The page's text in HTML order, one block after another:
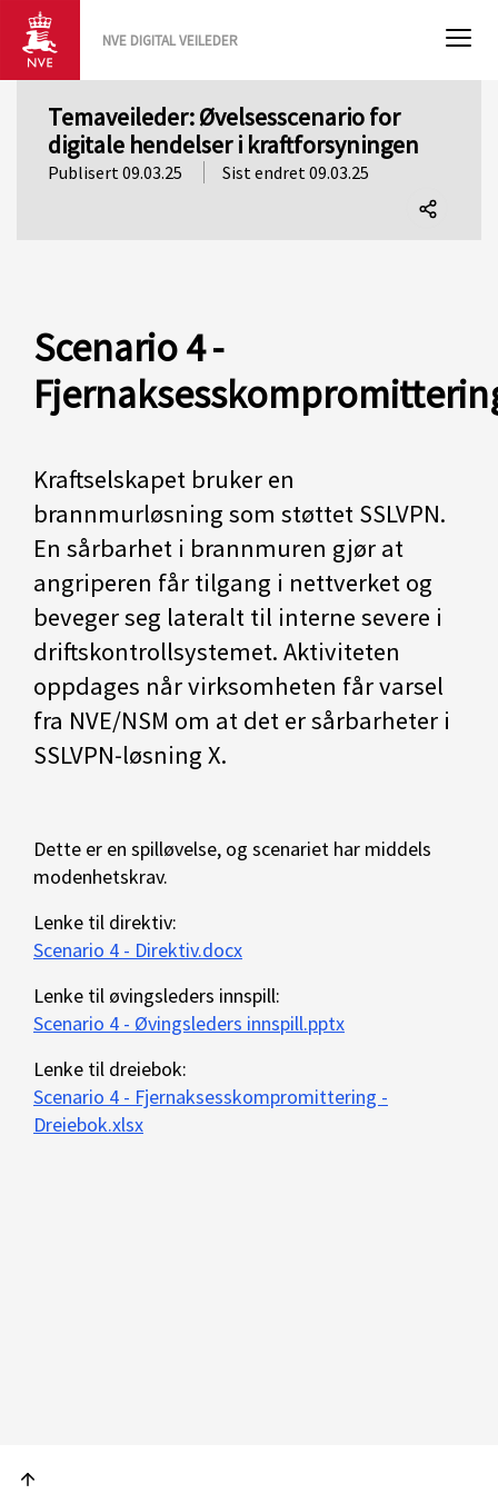
NVE DIGITAL VEILEDER
Temaveileder: Øvelsesscenario for
digitale hendelser i kraftforsyningen
Publisert 09.03.25 Sist endret 09.03.25
Scenario 4 -
Kraftselskapet bruker en
brannmurløsning som støttet SSLVPN.
En sårbarhet i brannmuren gjør at
angriperen får tilgang i nettverket og
beveger seg lateralt til interne severe i
driftskontrollsystemet. Aktiviteten
oppdages når virksomheten får varsel
fra NVE/NSM om at det er sårbarheter i
SSLVPN-løsning X.
Dette er en spilløvelse, og scenariet har middels
modenhetskrav.
Lenke til direktiv:
Scenario 4 - Direktiv.docx
Lenke til øvingsleders innspill:
Scenario 4 - Øvingsleders innspill.pptx
Lenke til dreiebok:
Scenario 4 - Fjernaksesskompromittering -
Dreiebok.xlsx